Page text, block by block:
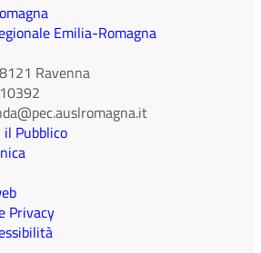
Emilia-Romagna
Ravenna
Pubblico
Privacy